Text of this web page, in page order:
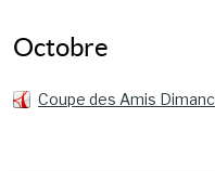
Octobre
Coupe des Amis